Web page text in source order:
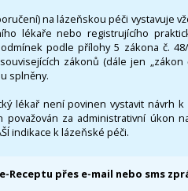
na lázeňskou péči vystavuje
lékaře nebo registrujícího
podle přílohy 5 zákona č.
zákonů (dále jen
splněny.
lékař není povinen vystavit návrh
považován za administrativní úkon
indikace k lázeňské péči.
Receptu přes e-mail nebo sms